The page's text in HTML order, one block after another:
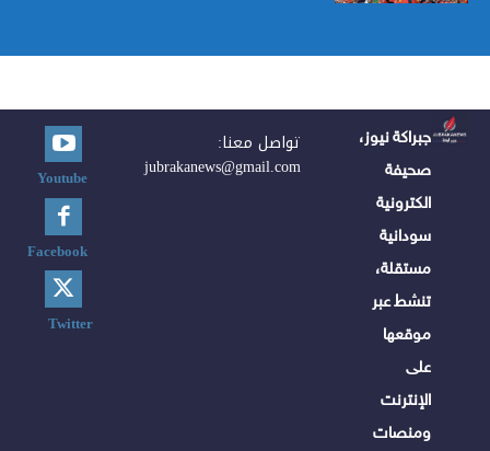
جبراكة نيوز،
صحيفة
الكترونية
سودانية
مستقلة،
تنشط عبر
موقعها
على
الإنترنت
ومنصات
تواصل معنا:
jubrakanews@gmail.com
Youtube
Facebook
Twitter